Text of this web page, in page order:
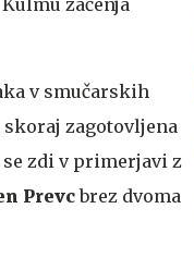
v smučarskih
zagotovljena
zdi v primerjavi z
Prevcbrez dvoma